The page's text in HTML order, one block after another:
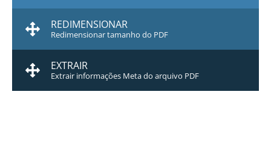
REDIMENSIONAR
Redimensionar tamanho do PDF
EXTRAIR
Extrair informações Meta do arquivo PDF